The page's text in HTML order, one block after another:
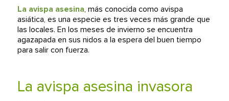
La avispa asesina, más conocida como avispa
asiática, es una especie es tres veces más grande que
las locales. En los meses de invierno se encuentra
agazapada en sus nidos a la espera del buen tiempo
para salir con fuerza.
La avispa asesina invasora